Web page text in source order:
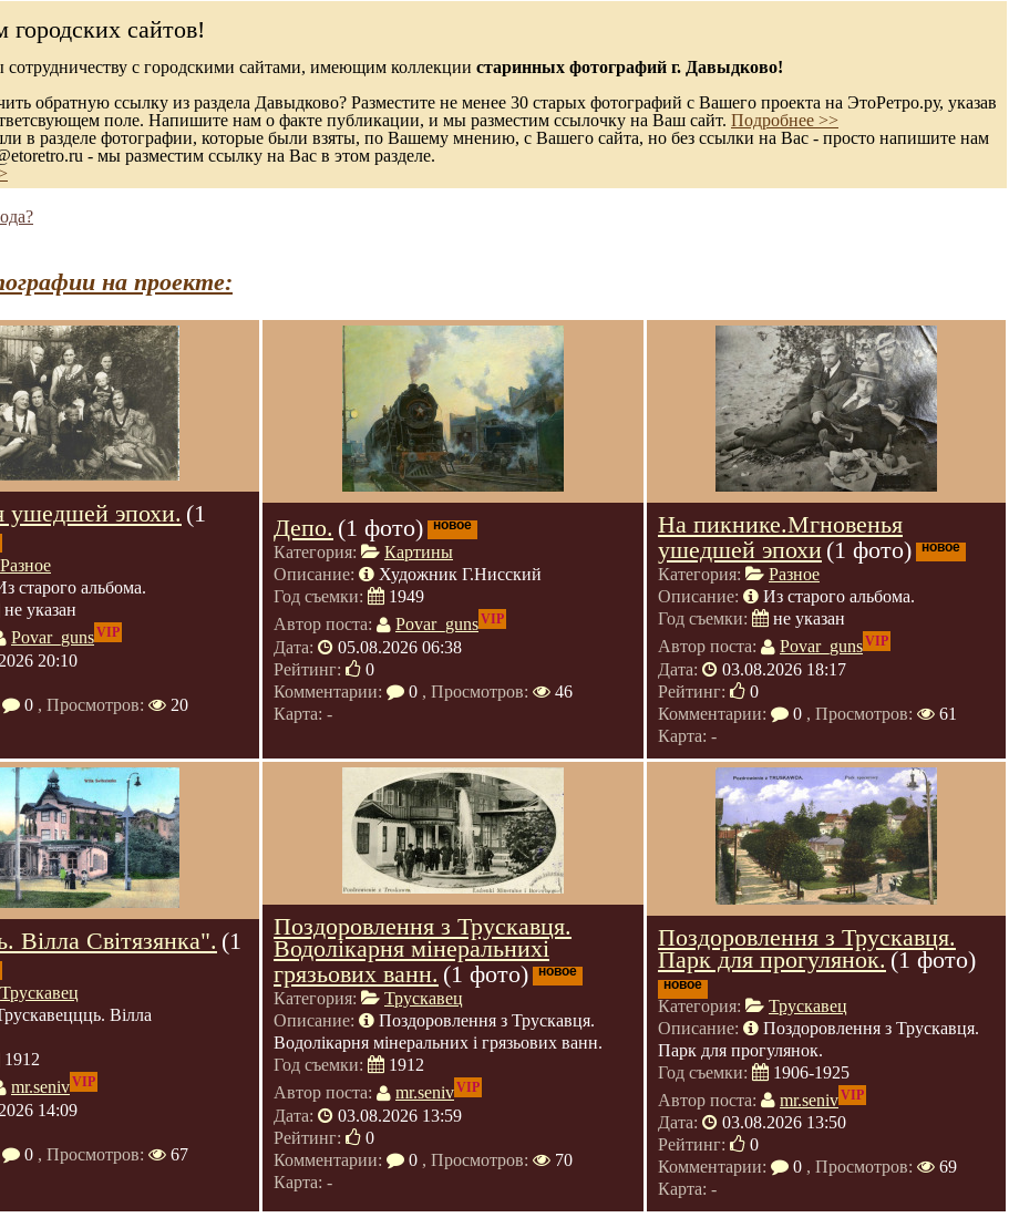
городских сайтов!
с городскими сайтами, имеющим коллекции старинных фотографий г. Давыдково!
обратную ссылку из раздела Давыдково? Разместите не менее 30 старых фотографий с Вашего проекта на ЭтоРетро.ру, указав
поле. Напишите нам о факте публикации, и мы разместим ссылочку на Ваш сайт. Подробнее >>
в разделе фотографии, которые были взяты, по Вашему мнению, с Вашего сайта, но без ссылки на Вас - просто напишите нам
- мы разместим ссылку на Вас в этом разделе.
на проекте:
ушедшей эпохи. (1
Разное
старого альбома.
не указан
Povar_gunsVIP
20:10
0 , Просмотров:
20
Депо. (1 фото) новое
Категория:
Картины
Описание:
Художник Г.Нисский
Год съемки:
1949
Автор поста:
Povar_gunsVIP
Дата:
05.08.2026 06:38
Рейтинг:
0
Комментарии:
0 , Просмотров:
46
Карта: -
На пикнике.Мгновенья
ушедшей эпохи (1 фото) новое
Категория:
Разное
Описание:
Из старого альбома.
Год съемки:
не указан
Автор поста:
Povar_gunsVIP
Дата:
03.08.2026 18:17
Рейтинг:
0
Комментарии:
0 , Просмотров:
61
Карта: -
Вілла Світязянка". (1
Трускавец
Вілла
1912
mr.senivVIP
14:09
0 , Просмотров:
67
Поздоровлення з Трускавця.
Водолікарня мінеральнихі
грязьових ванн. (1 фото) новое
Категория:
Трускавец
Описание:
Поздоровлення з Трускавця.
Водолікарня мінеральних і грязьових ванн.
Год съемки:
1912
Автор поста:
mr.senivVIP
Дата:
03.08.2026 13:59
Рейтинг:
0
Комментарии:
0 , Просмотров:
70
Карта: -
Поздоровлення з Трускавця.
Парк для прогулянок.(1 фото)
новое
Категория:
Трускавец
Описание:
Поздоровлення з Трускавця.
Парк для прогулянок.
Год съемки:
1906-1925
Автор поста:
mr.senivVIP
Дата:
03.08.2026 13:50
Рейтинг:
0
Комментарии:
0 , Просмотров:
69
Карта: -